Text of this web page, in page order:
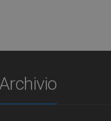
Archivio